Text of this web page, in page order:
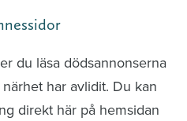
du läsa dödsannonserna
har avlidit. Du kan
direkt här på hemsidan